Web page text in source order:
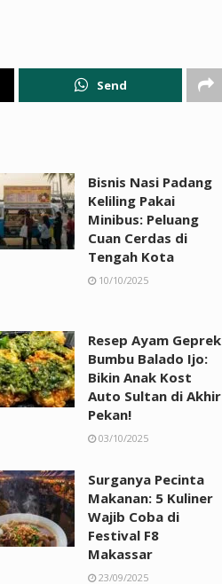
Send
Bisnis Nasi Padang
Keliling Pakai
Minibus: Peluang
Cuan Cerdas di
Tengah Kota
10/10/2025
Resep Ayam Geprek
Bumbu Balado Ijo:
Bikin Anak Kost
Auto Sultan di Akhir
Pekan!
03/10/2025
Surganya Pecinta
Makanan: 5 Kuliner
Wajib Coba di
Festival F8
Makassar
23/09/2025